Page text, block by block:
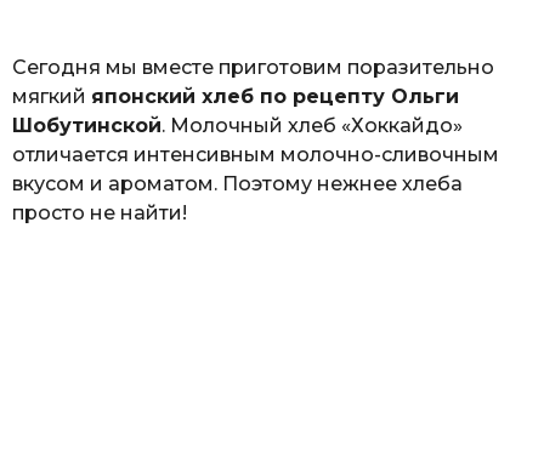
Сегодня мы вместе приготовим поразительно
мягкий японский хлеб по рецепту Ольги
Шобутинской. Молочный хлеб «Хоккайдо»
отличается интенсивным молочно-сливочным
вкусом и ароматом. Поэтому нежнее хлеба
просто не найти!